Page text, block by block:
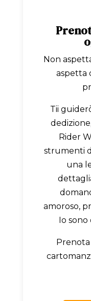
Non
aspetta
Tii
Rider
strumenti
una
amoroso,
Io